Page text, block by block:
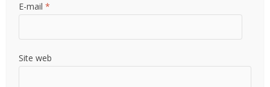
E-mail*
Site web